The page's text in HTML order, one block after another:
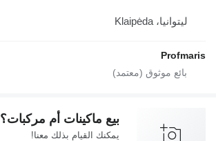
ليتوانيا، Klaipėda
Profmaris
بيع ماكينات أم مركبات؟
يمكنك القيام بذلك معنا!